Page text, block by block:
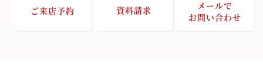
ご来店予約 資料請求
メールで
お問い合わせ